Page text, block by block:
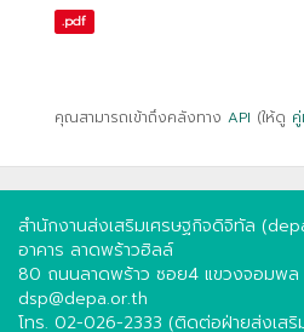
.pdf
คุณสามารถเข้าถึงคลังทาง API (ให้ดู
สำนักงานส่งเสริมเศรษฐกิจดิจิทัล
อาคาร ลาดพร้าวฮิลล์
80 ถนนลาดพร้าว ซอย4 แขวงจอมพล
dsp@depa.or.th
โทร. 02-026-2333 (ติดต่อฝ่ายส่งเส